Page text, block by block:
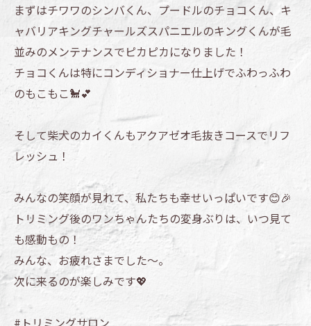
まずはチワワのシンバくん、プードルのチョコくん、キ
ャバリアキングチャールズスパニエルのキングくんが毛
並みのメンテナンスでピカピカになりました！
チョコくんは特にコンディショナー仕上げでふわっふわ
のもこもこ🐩💕
そして柴犬のカイくんもアクアゼオ毛抜きコースでリフ
レッシュ！
みんなの笑顔が見れて、私たちも幸せいっぱいです😊🎉
トリミング後のワンちゃんたちの変身ぶりは、いつ見て
も感動もの！
みんな、お疲れさまでした～。
次に来るのが楽しみです💖
#トリミングサロン